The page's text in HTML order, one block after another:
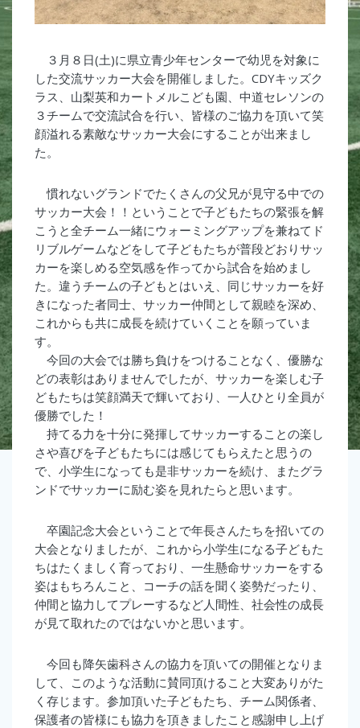
３月８日(土)に県立青少年センターで幼児を対象に
した交流サッカー大会を開催しました。CDYキッズク
ラス、山梨英和カートメルこども園、中道セレソンの
３チームで交流試合を行い、皆様のご協力を頂いて笑
顔溢れる素敵なサッカー大会にすることが出来まし
た。
慣れないグランドでたくさんの父兄が見守る中での
サッカー大会！！ということで子どもたちの緊張を解
こうと全チーム一緒にウォーミングアップを兼ねてド
リブルゲームなどをして子どもたちが普段どおりサッ
カーを楽しめる空気感を作ってから試合を始めまし
た。違うチームの子どもとはいえ、同じサッカーを好
きになった者同士、サッカー仲間として親睦を深め、
これからも共に成長を続けていくことを願っていま
す。
今回の大会では勝ち負けをつけることなく、優勝な
どの表彰はありませんでしたが、サッカーを楽しむ子
どもたちは笑顔満天で輝いており、一人ひとり全員が
優勝でした！
持てる力を十分に発揮してサッカーすることの楽し
さや喜びを子どもたちには感じてもらえたと思うの
で、小学生になっても是非サッカーを続け、またグラ
ンドでサッカーに励む姿を見れたらと思います。
卒園記念大会ということで年長さんたちを招いての
大会となりましたが、これから小学生になる子どもた
ちはたくましく育っており、一生懸命サッカーをする
姿はもちろんこと、コーチの話を聞く姿勢だったり、
仲間と協力してプレーするなど人間性、社会性の成長
が見て取れたのではないかと思います。
今回も降矢歯科さんの協力を頂いての開催となりま
して、このような活動に賛同頂けること大変ありがた
く存じます。参加頂いた子どもたち、チーム関係者、
保護者の皆様にも協力を頂きましたこと感謝申し上げ